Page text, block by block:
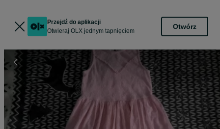
Przejdź do aplikacji
Otwieraj OLX jednym tapnięciem
Otwórz